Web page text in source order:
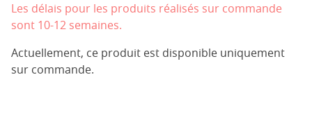
Les délais pour les produits réalisés sur commande
sont 10-12 semaines.
Actuellement, ce produit est disponible uniquement
sur commande.